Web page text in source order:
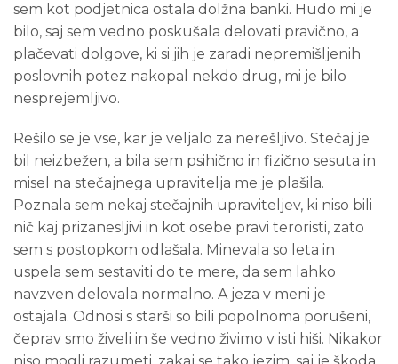
sem kot podjetnica ostala dolžna banki. Hudo mi je
bilo, saj sem vedno poskušala delovati pravično, a
plačevati dolgove, ki si jih je zaradi nepremišljenih
poslovnih potez nakopal nekdo drug, mi je bilo
nesprejemljivo.
Rešilo se je vse, kar je veljalo za nerešljivo. Stečaj je
bil neizbežen, a bila sem psihično in fizično sesuta in
misel na stečajnega upravitelja me je plašila.
Poznala sem nekaj stečajnih upraviteljev, ki niso bili
nič kaj prizanesljivi in kot osebe pravi teroristi, zato
sem s postopkom odlašala. Minevala so leta in
uspela sem sestaviti do te mere, da sem lahko
navzven delovala normalno. A jeza v meni je
ostajala. Odnosi s starši so bili popolnoma porušeni,
čeprav smo živeli in še vedno živimo v isti hiši. Nikakor